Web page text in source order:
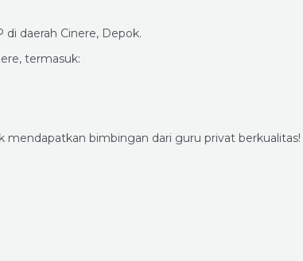
di daerah Cinere, Depok.
termasuk:
mendapatkan bimbingan dari guru privat berkualitas!